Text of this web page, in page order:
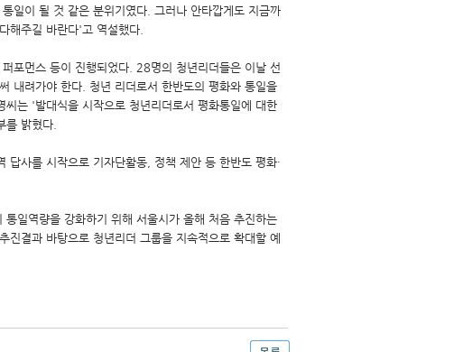
일이 될 것 같은 분위기였다. 그러나 안타깝게도 지금까
해주길 바란다'고 역설했다.
포먼스 등이 진행되었다. 28명의 청년리더들은 이날 선
내려가야 한다. 청년 리더로서 한반도의 평화와 통일을
는 '발대식을 시작으로 청년리더로서 평화통일에 대한
를 밝혔다.
사를 시작으로 기자단활동, 정책 제안 등 한반도 평화·
일역량을 강화하기 위해 서울시가 올해 처음 추진하는
결과 바탕으로 청년리더 그룹을 지속적으로 확대할 예